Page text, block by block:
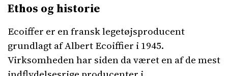
Ethos og historie
Ecoiffer er en fransk legetøjsproducent
grundlagt af Albert Ecoiffier i 1945.
Virksomheden har siden da været en af de mest